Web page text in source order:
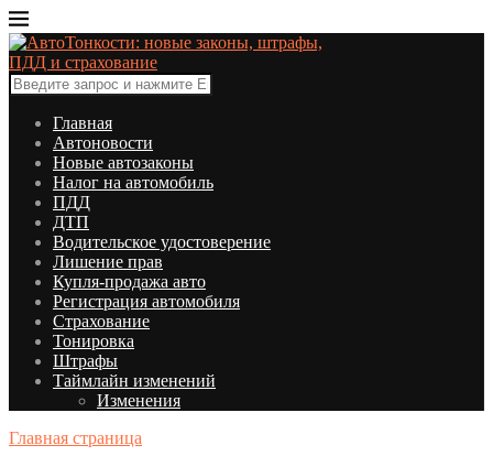
Главная
Автоновости
Новые автозаконы
Налог на автомобиль
ПДД
ДТП
Водительское удостоверение
Лишение прав
Купля-продажа авто
Регистрация автомобиля
Страхование
Тонировка
Штрафы
Таймлайн изменений
Изменения
Главная страница